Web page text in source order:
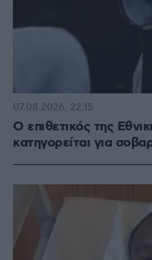
Ο επιθετικός της
κατηγορείται για
07.08.2026, 22:15